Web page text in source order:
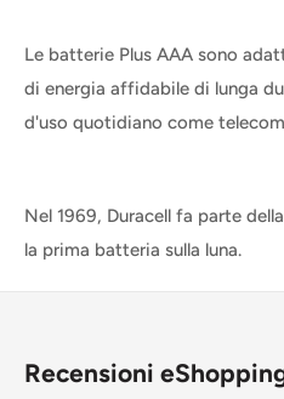
Le batterie Plus AAA sono
di energia affidabile di lunga
d'uso quotidiano come
Nel 1969, Duracell fa parte
la prima batteria sulla luna.
Recensioni